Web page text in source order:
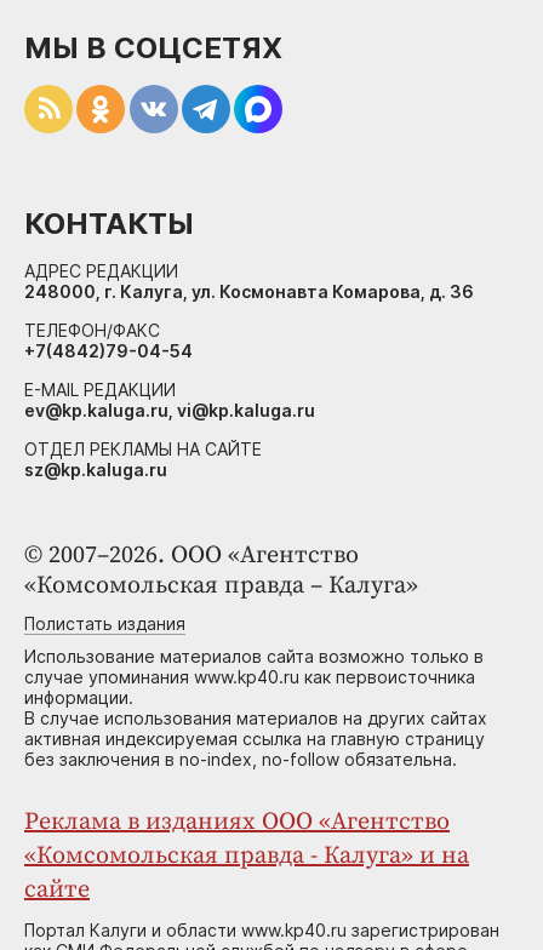
© 2007–2026. ООО «Агентство
«Комсомольская правда – Калуга»
Полистать издания
Использование материалов сайта возможно только в
случае упоминания www.kp40.ru как первоисточника
информации.
В случае использования материалов на других сайтах
активная индексируемая ссылка на главную страницу
без заключения в no-index, no-follow обязательна.
Реклама в изданиях ООО «Агентство
«Комсомольская правда - Калуга» и на
сайте
Портал Калуги и области www.kp40.ru зарегистрирован
МЫ В СОЦСЕТЯХ
КОНТАКТЫ
АДРЕС РЕДАКЦИИ
248000, г. Калуга, ул. Космонавта Комарова, д. 36
ТЕЛЕФОН/ФАКС
+7(4842)79-04-54
E-MAIL РЕДАКЦИИ
ev@kp.kaluga.ru, vi@kp.kaluga.ru
ОТДЕЛ РЕКЛАМЫ НА САЙТЕ
sz@kp.kaluga.ru